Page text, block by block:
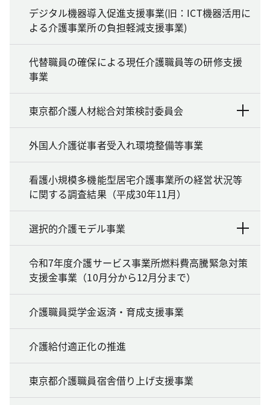
デジタル機器導入促進支援事業(旧：ICT機器活用に
よる介護事業所の負担軽減支援事業)
代替職員の確保による現任介護職員等の研修支援
事業
東京都介護人材総合対策検討委員会
外国人介護従事者受入れ環境整備等事業
看護小規模多機能型居宅介護事業所の経営状況等
に関する調査結果（平成30年11月）
選択的介護モデル事業
令和7年度介護サービス事業所燃料費高騰緊急対策
支援金事業（10月分から12月分まで）
介護職員奨学金返済・育成支援事業
介護給付適正化の推進
東京都介護職員宿舎借り上げ支援事業